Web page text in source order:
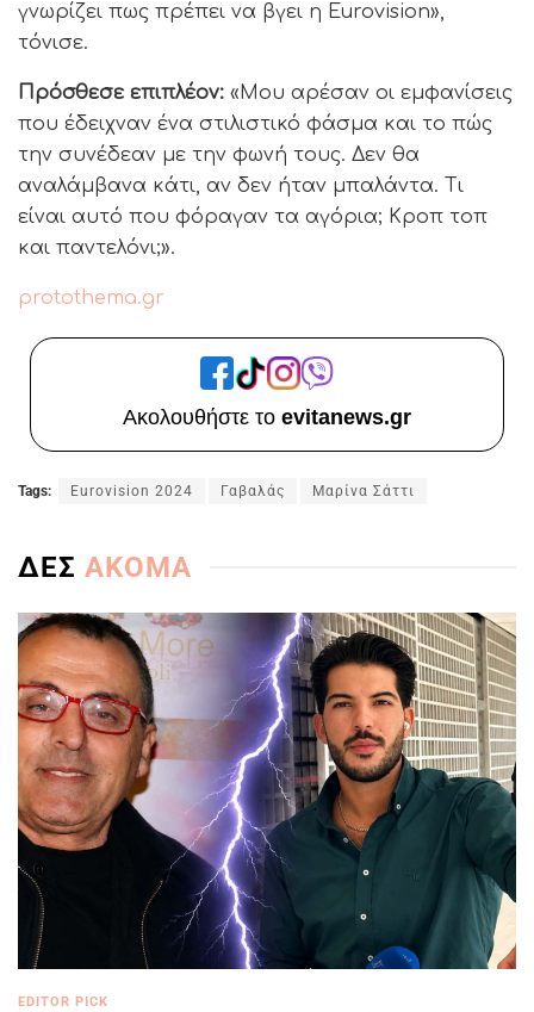
γνωρίζει πως πρέπει να βγει η Eurovision»,
τόνισε.
Πρόσθεσε επιπλέον: «Μου αρέσαν οι εμφανίσεις
που έδειχναν ένα στιλιστικό φάσμα και το πώς
την συνέδεαν με την φωνή τους. Δεν θα
αναλάμβανα κάτι, αν δεν ήταν μπαλάντα. Τι
είναι αυτό που φόραγαν τα αγόρια; Κροπ τοπ
και παντελόνι;».
protothema.gr
Ακολουθήστε το evitanews.gr
Tags: Eurovision 2024 Γαβαλάς Μαρίνα Σάττι
ΔΕΣ ΑΚΟΜΑ
EDITOR PICK